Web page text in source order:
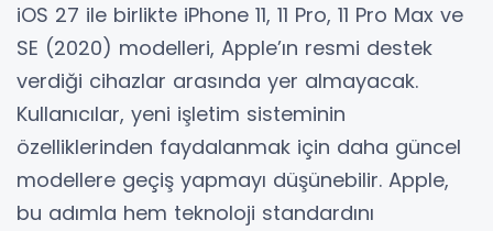
iOS 27 ile birlikte iPhone 11, 11 Pro, 11 Pro Max ve
SE (2020) modelleri, Apple’ın resmi destek
verdiği cihazlar arasında yer almayacak.
Kullanıcılar, yeni işletim sisteminin
özelliklerinden faydalanmak için daha güncel
modellere geçiş yapmayı düşünebilir. Apple,
bu adımla hem teknoloji standardını